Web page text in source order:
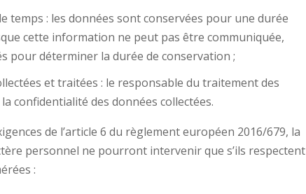
temps : les données sont conservées pour une durée
cette information ne peut pas être communiquée,
pour déterminer la durée de conservation ;
et traitées : le responsable du traitement des
confidentialité des données collectées.
de l’article 6 du règlement européen 2016/679, la
personnel ne pourront intervenir que s’ils respectent
: